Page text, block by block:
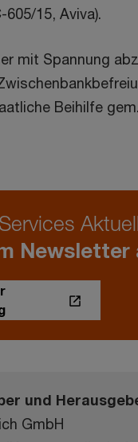
605/15, Aviva).
mit Spannung
Beihilfe
Newsletter
und
GmbH